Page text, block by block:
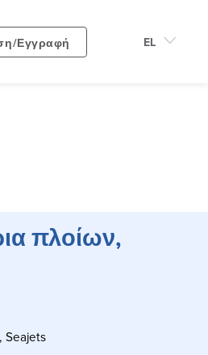
Εγγραφή
πλοίων,
Seajets